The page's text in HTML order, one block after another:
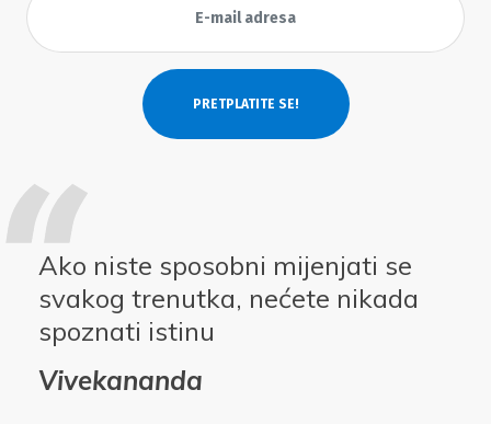
Ako niste sposobni mijenjati se
svakog trenutka, nećete nikada
spoznati istinu
Vivekananda